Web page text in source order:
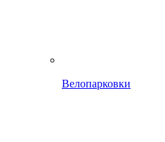
Велопарковки